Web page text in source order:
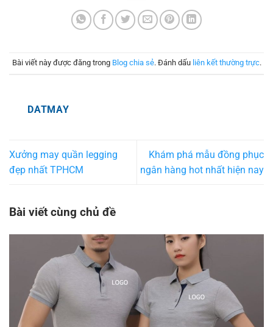
Bài viết này được đăng trong Blog chia sẻ. Đánh dấu liên kết thường trực.
DATMAY
Xưởng may quần legging
đẹp nhất TPHCM
Khám phá mẫu đồng phục
ngân hàng hot nhất hiện nay
Bài viết cùng chủ đề